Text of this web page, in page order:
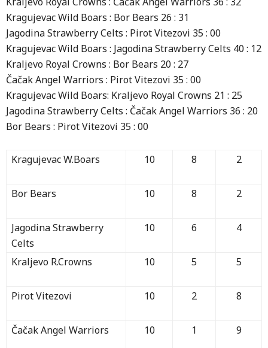
Kragujevac Wild Boars : Bor Bears 26 : 31
Jagodina Strawberry Celts : Pirot Vitezovi 35 : 00
Kragujevac Wild Boars : Jagodina Strawberry Celts 40 : 12
Kraljevo Royal Crowns : Bor Bears 20 : 27
Čačak Angel Warriors : Pirot Vitezovi 35 : 00
Kragujevac Wild Boars: Kraljevo Royal Crowns 21 : 25
Jagodina Strawberry Celts : Čačak Angel Warriors 36 : 20
Bor Bears : Pirot Vitezovi 35 : 00
Kragujevac W.Boars 10 8 2
Bor Bears 10 8 2
Jagodina Strawberry
Celts
10 6 4
Kraljevo R.Crowns 10 5 5
Pirot Vitezovi 10 2 8
Čačak Angel Warriors 10 1 9